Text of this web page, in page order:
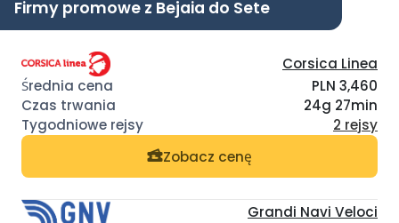
Firmy promowe z Bejaia do Sete
Corsica Linea
PLN 3,460
24g 27min
2 rejsy
Zobacz cenę
Grandi Navi Veloci